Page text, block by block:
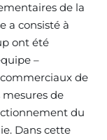
de la
a consisté à
ont été
–
de
mesures de
du
Dans cette